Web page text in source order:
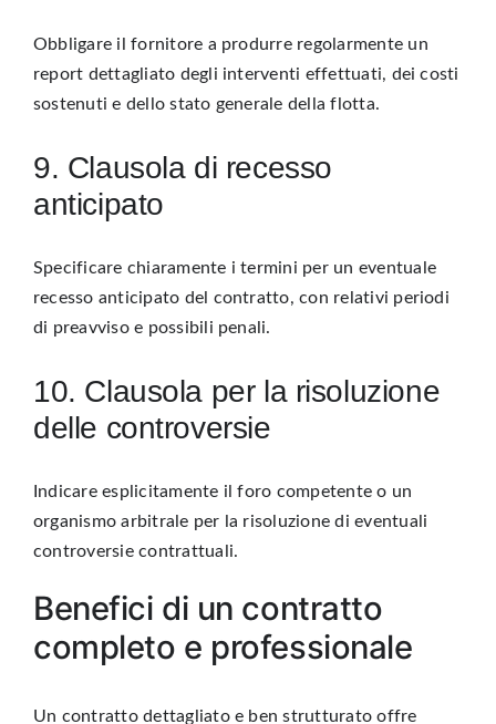
Obbligare il fornitore a produrre regolarmente un
report dettagliato degli interventi effettuati, dei costi
sostenuti e dello stato generale della flotta.
9. Clausola di recesso
anticipato
Specificare chiaramente i termini per un eventuale
recesso anticipato del contratto, con relativi periodi
di preavviso e possibili penali.
10. Clausola per la risoluzione
delle controversie
Indicare esplicitamente il foro competente o un
organismo arbitrale per la risoluzione di eventuali
controversie contrattuali.
Benefici di un contratto
completo e professionale
Un contratto dettagliato e ben strutturato offre